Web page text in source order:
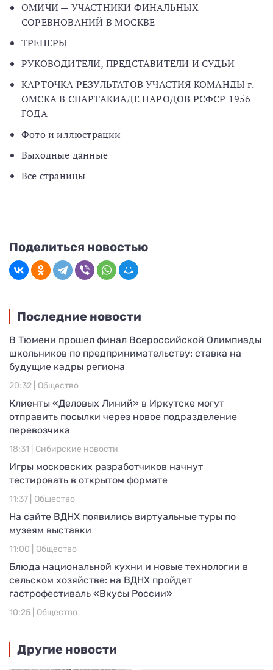
ОМИЧИ — УЧАСТНИКИ ФИНАЛЬНЫХ
СОРЕВНОВАНИЙ В МОСКВЕ
ТРЕНЕРЫ
РУКОВОДИТЕЛИ, ПРЕДСТАВИТЕЛИ И СУДЬИ
КАРТОЧКА РЕЗУЛЬТАТОВ УЧАСТИЯ КОМАНДЫ г.
ОМСКА В СПАРТАКИАДЕ НАРОДОВ РСФСР 1956
ГОДА
Фото и иллюстрации
Выходные данные
Все страницы
Поделиться новостью
Последние новости
В Тюмени прошел финал Всероссийской Олимпиады
школьников по предпринимательству: ставка на
будущие кадры региона
20:32 | Общество
Клиенты «Деловых Линий» в Иркутске могут
отправить посылки через новое подразделение
перевозчика
18:31 | Сибирские новости
Игры московских разработчиков начнут
тестировать в открытом формате
11:37 | Общество
На сайте ВДНХ появились виртуальные туры по
музеям выставки
11:00 | Общество
Блюда национальной кухни и новые технологии в
сельском хозяйстве: на ВДНХ пройдет
гастрофестиваль «Вкусы России»
10:25 | Общество
Другие новости